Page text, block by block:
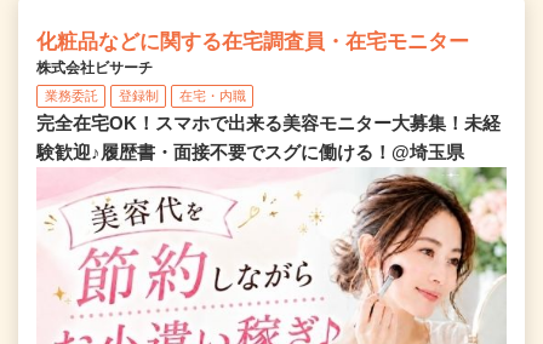
化粧品などに関する在宅調査員・在宅モニター
株式会社ビサーチ
業務委託 登録制 在宅・内職
完全在宅OK！スマホで出来る美容モニター大募集！未経
験歓迎♪履歴書・面接不要でスグに働ける！@埼玉県